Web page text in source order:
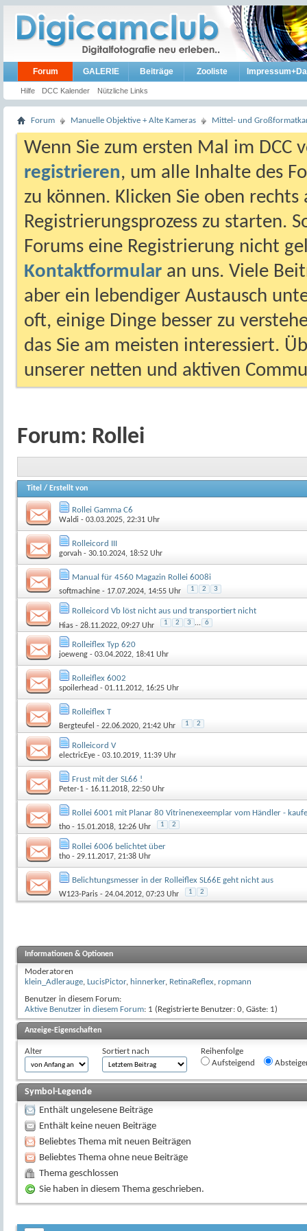
Forum
Hilfe DCC Kalender Nützliche Links
GALERIE Beiträge Zooliste
Forum Manuelle Objektive + Alte Kameras Mittel- und
Wenn Sie zum ersten Mal im DCC
registrieren, um alle Inhalte des
zu können. Klicken Sie oben
Registrierungsprozess zu starten.
Forums eine Registrierung nicht
Kontaktformular an uns. Viele
aber ein lebendiger Austausch
oft, einige Dinge besser zu
das Sie am meisten interessiert.
unserer netten und aktiven
Forum: Rollei
Titel / Erstellt von
Rollei Gamma C6
Waldi - 03.03.2025, 22:31 Uhr
Rolleicord III
gorvah - 30.10.2024, 18:52 Uhr
Manual für 4560 Magazin Rollei 6008i
softmachine - 17.07.2024, 14:55 Uhr 1 2 3
Rolleicord Vb löst nicht aus und transportiert nicht
Hias - 28.11.2022, 09:27 Uhr 1 2 3 ... 6
Rolleiflex Typ 620
joeweng - 03.04.2022, 18:41 Uhr
Rolleiflex 6002
spoilerhead - 01.11.2012, 16:25 Uhr
Rolleiflex T
Bergteufel - 22.06.2020, 21:42 Uhr 1 2
Rolleicord V
electricEye - 03.10.2019, 11:39 Uhr
Frust mit der SL66 !
Peter-1 - 16.11.2018, 22:50 Uhr
Rollei 6001 mit Planar 80 Vitrinenexeemplar vom Händler -
tho - 15.01.2018, 12:26 Uhr 1 2
Rollei 6006 belichtet über
tho - 29.11.2017, 21:38 Uhr
Belichtungsmesser in der Rolleiflex SL66E geht nicht aus
W123-Paris - 24.04.2012, 07:23 Uhr 1 2
Informationen & Optionen
Moderatoren
klein_Adlerauge, LucisPictor, hinnerker, RetinaReflex, ropmann
Benutzer in diesem Forum:
Aktive Benutzer in diesem Forum: 1 (Registrierte Benutzer: 0, Gäste: 1)
Anzeige-Eigenschaften
Alter Sortiert nach
Reihenfolge
Aufsteigend
Symbol-Legende
Enthält ungelesene Beiträge
Enthält keine neuen Beiträge
Beliebtes Thema mit neuen Beiträgen
Beliebtes Thema ohne neue Beiträge
Thema geschlossen
Sie haben in diesem Thema geschrieben.